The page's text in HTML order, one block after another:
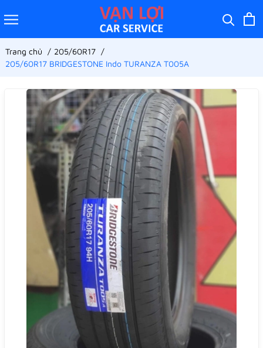
Trang chủ
205/60R17
205/60R17 BRIDGESTONE Indo TURANZA T005A